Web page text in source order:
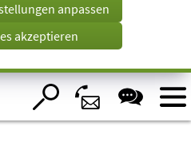
anpassen
akzeptieren